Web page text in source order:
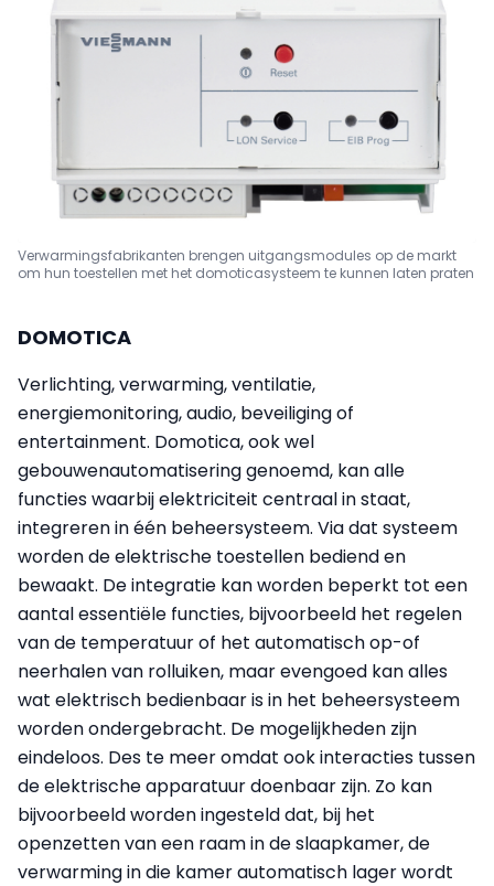
Verwarmingsfabrikanten brengen uitgangsmodules op de markt
om hun toestellen met het domotica­systeem te kunnen laten praten
DOMOTICA
Verlichting, verwarming, ventilatie,
energiemonitoring, audio, beveiliging of
entertainment. Domotica, ook wel
gebouwenautomatisering genoemd, kan alle
functies waarbij elektriciteit centraal in staat,
integreren in één beheersysteem. Via dat systeem
worden de elektrische toestellen bediend en
bewaakt. De integratie kan worden beperkt tot een
aantal essentiële functies, bijvoorbeeld het regelen
van de temperatuur of het automatisch op-of
neerhalen van rolluiken, maar evengoed kan alles
wat elektrisch bedienbaar is in het beheersysteem
worden ondergebracht. De mogelijkheden zijn
eindeloos. Des te meer omdat ook interacties tussen
de elektrische apparatuur doenbaar zijn. Zo kan
bijvoorbeeld worden ingesteld dat, bij het
openzetten van een raam in de slaapkamer, de
verwarming in die kamer automatisch lager wordt